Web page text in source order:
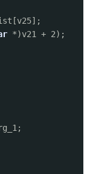
*)v21 + 2);